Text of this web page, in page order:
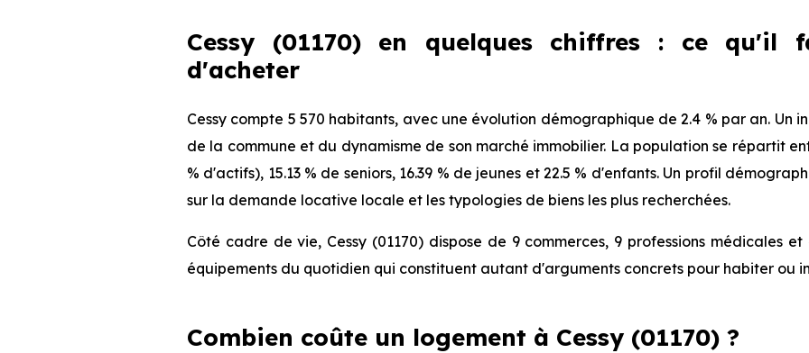
Cessy (01170) en quelques chiffres : ce qu'il
d'acheter
Cessy compte 5 570 habitants, avec une évolution démographique de 2.4 % par an.
de la commune et du dynamisme de son marché immobilier. La population se répartit
% d'actifs), 15.13 % de seniors, 16.39 % de jeunes et 22.5 % d'enfants. Un profil
sur la demande locative locale et les typologies de biens les plus recherchées.
Côté cadre de vie, Cessy (01170) dispose de 9 commerces, 9 professions médicales et
équipements du quotidien qui constituent autant d'arguments concrets pour habiter ou
Combien coûte un logement à Cessy (01170) ?